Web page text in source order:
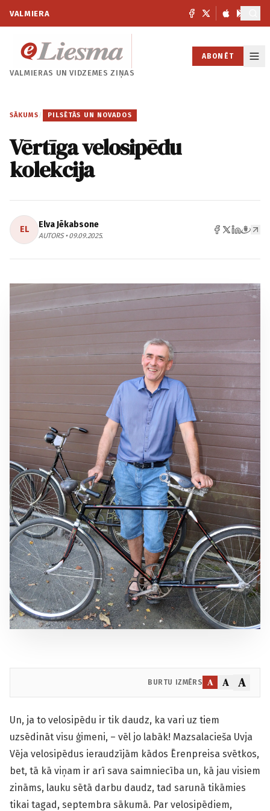
VALMIERA
VALMIERAS UNVIDZEMES ZIŅAS
ABONĒT
SĀKUMS / PILSĒTĀS UN NOVADOS
Vērtīga velosipēdu
kolekcija
EL Elva Jēkabsone
AUTORS • 09.09.2025.
BURTU IZMĒRS A A A
Un, ja to velosipēdu ir tik daudz, ka vari uz tiem
uzsēdināt visu ģimeni, – vēl jo labāk! Mazsalacieša Uvja
Vēja velosipēdus ieraudzījām kādos Ērenpreisa svētkos,
bet, tā kā viņam ir arī sava saimniecība un, kā jau visiem
zināms, lauku sētā darbu daudz, tad sarunā tikāmies
tikai tagad, septembra sākumā. Par velosipēdiem,